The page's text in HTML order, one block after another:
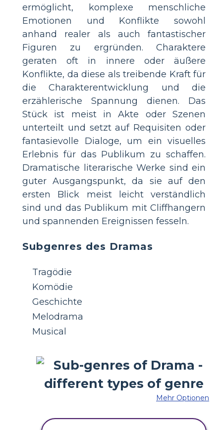
ermöglicht, komplexe menschliche
Emotionen und Konflikte sowohl
anhand realer als auch fantastischer
Figuren zu ergründen. Charaktere
geraten oft in innere oder äußere
Konflikte, da diese als treibende Kraft für
die Charakterentwicklung und die
erzählerische Spannung dienen. Das
Stück ist meist in Akte oder Szenen
unterteilt und setzt auf Requisiten oder
fantasievolle Dialoge, um ein visuelles
Erlebnis für das Publikum zu schaffen.
Dramatische literarische Werke sind ein
guter Ausgangspunkt, da sie auf den
ersten Blick meist leicht verständlich
sind und das Publikum mit Cliffhangern
und spannenden Ereignissen fesseln.
Subgenres des Dramas
Tragödie
Komödie
Geschichte
Melodrama
Musical
Mehr Optionen